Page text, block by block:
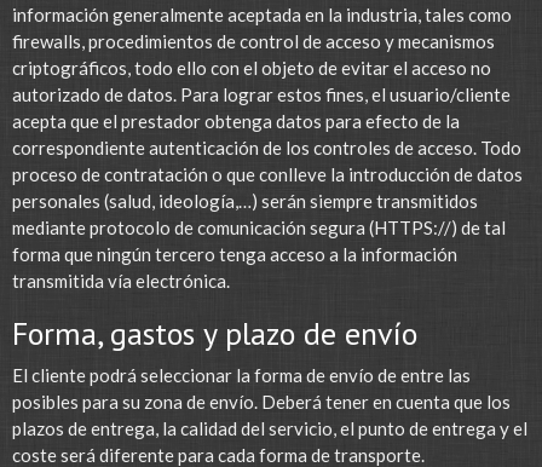
información generalmente aceptada en la industria, tales como
firewalls, procedimientos de control de acceso y mecanismos
criptográficos, todo ello con el objeto de evitar el acceso no
autorizado de datos. Para lograr estos fines, el usuario/cliente
acepta que el prestador obtenga datos para efecto de la
correspondiente autenticación de los controles de acceso. Todo
proceso de contratación o que conlleve la introducción de datos
personales (salud, ideología,…) serán siempre transmitidos
mediante protocolo de comunicación segura (HTTPS://) de tal
forma que ningún tercero tenga acceso a la información
transmitida vía electrónica.
Forma, gastos y plazo de envío
El cliente podrá seleccionar la forma de envío de entre las
posibles para su zona de envío. Deberá tener en cuenta que los
plazos de entrega, la calidad del servicio, el punto de entrega y el
coste será diferente para cada forma de transporte.